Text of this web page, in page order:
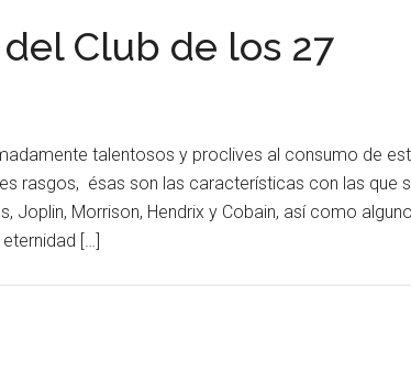
Club de los 27
talentosos y proclives al consumo de
rasgos, ésas son las características con las que
Joplin, Morrison, Hendrix y Cobain, así como
[…]